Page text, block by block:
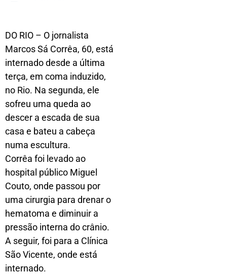
DO RIO – O jornalista
Marcos Sá Corrêa, 60, está
internado desde a última
terça, em coma induzido,
no Rio. Na segunda, ele
sofreu uma queda ao
descer a escada de sua
casa e bateu a cabeça
numa escultura.
Corrêa foi levado ao
hospital público Miguel
Couto, onde passou por
uma cirurgia para drenar o
hematoma e diminuir a
pressão interna do crânio.
A seguir, foi para a Clínica
São Vicente, onde está
internado.